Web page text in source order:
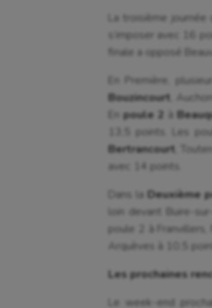
La troisième journée
s’imposer avec 16
finale a opposé
En Première,
Bouzincourt ,
En poule 2 à
13,5 points. Les
Bertrancourt ,
avec 14 points.
Dans la Deuxième
loin devant Buire-
poule 2 à
Arquèves à 10,5
Les prochaines
Le week-end